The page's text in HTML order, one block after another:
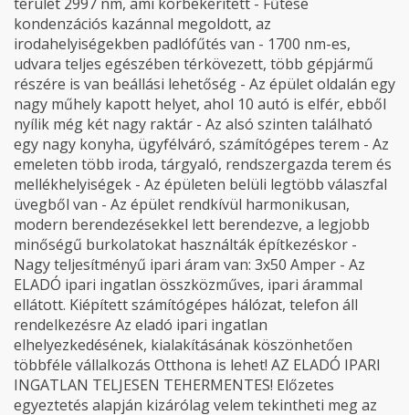
kondenzációs kazánnal megoldott, az
irodahelyiségekben padlófűtés van - 1700 nm-es,
udvara teljes egészében térkövezett, több gépjármű
részére is van beállási lehetőség - Az épület oldalán egy
nagy műhely kapott helyet, ahol 10 autó is elfér, ebből
nyílik még két nagy raktár - Az alsó szinten található
egy nagy konyha, ügyfélváró, számítógépes terem - Az
emeleten több iroda, tárgyaló, rendszergazda terem és
mellékhelyiségek - Az épületen belüli legtöbb válaszfal
üvegből van - Az épület rendkívül harmonikusan,
modern berendezésekkel lett berendezve, a legjobb
minőségű burkolatokat használták építkezéskor -
Nagy teljesítményű ipari áram van: 3x50 Amper - Az
ELADÓ ipari ingatlan összközműves, ipari árammal
ellátott. Kiépített számítógépes hálózat, telefon áll
rendelkezésre Az eladó ipari ingatlan
elhelyezkedésének, kialakításának köszönhetően
többféle vállalkozás Otthona is lehet! AZ ELADÓ IPARI
INGATLAN TELJESEN TEHERMENTES! Előzetes
egyeztetés alapján kizárólag velem tekintheti meg az